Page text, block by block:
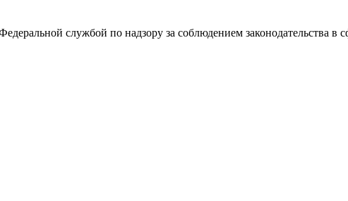
службой по надзору за соблюдением законодательства в